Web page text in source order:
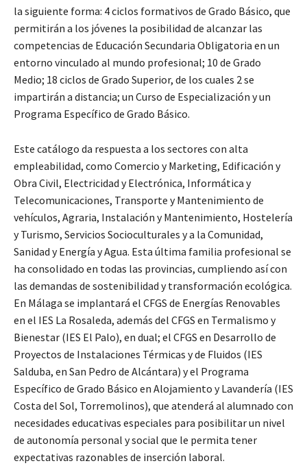
la siguiente forma: 4 ciclos formativos de Grado Básico, que
permitirán a los jóvenes la posibilidad de alcanzar las
competencias de Educación Secundaria Obligatoria en un
entorno vinculado al mundo profesional; 10 de Grado
Medio; 18 ciclos de Grado Superior, de los cuales 2 se
impartirán a distancia; un Curso de Especialización y un
Programa Específico de Grado Básico.
Este catálogo da respuesta a los sectores con alta
empleabilidad, como Comercio y Marketing, Edificación y
Obra Civil, Electricidad y Electrónica, Informática y
Telecomunicaciones, Transporte y Mantenimiento de
vehículos, Agraria, Instalación y Mantenimiento, Hostelería
y Turismo, Servicios Socioculturales y a la Comunidad,
Sanidad y Energía y Agua. Esta última familia profesional se
ha consolidado en todas las provincias, cumpliendo así con
las demandas de sostenibilidad y transformación ecológica.
En Málaga se implantará el CFGS de Energías Renovables
en el IES La Rosaleda, además del CFGS en Termalismo y
Bienestar (IES El Palo), en dual; el CFGS en Desarrollo de
Proyectos de Instalaciones Térmicas y de Fluidos (IES
Salduba, en San Pedro de Alcántara) y el Programa
Específico de Grado Básico en Alojamiento y Lavandería (IES
Costa del Sol, Torremolinos), que atenderá al alumnado con
necesidades educativas especiales para posibilitar un nivel
de autonomía personal y social que le permita tener
expectativas razonables de inserción laboral.